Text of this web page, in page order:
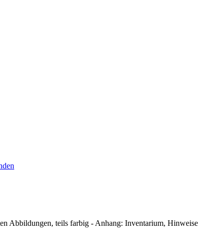
Abbildungen, teils farbig - Anhang: Inventarium,